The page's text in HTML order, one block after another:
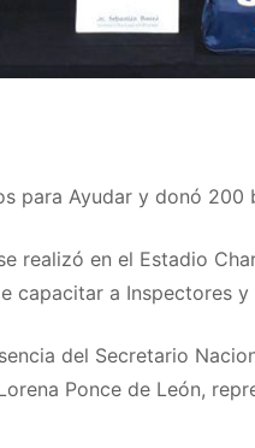
para Ayudar y donó
realizó en el Estadio
capacitar a Inspectores
del Secretario
Ponce de León,